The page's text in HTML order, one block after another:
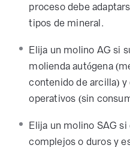
proceso debe
tipos de mineral.
Elija un molino AG si
molienda autógena
contenido de arcilla)
operativos (sin
Elija un molino SAG
complejos o duros y